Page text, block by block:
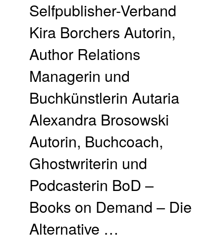
Selfpublisher-Verband
Kira Borchers Autorin,
Author Relations
Managerin und
Buchkünstlerin Autaria
Alexandra Brosowski
Autorin, Buchcoach,
Ghostwriterin und
Podcasterin BoD –
Books on Demand – Die
Alternative …